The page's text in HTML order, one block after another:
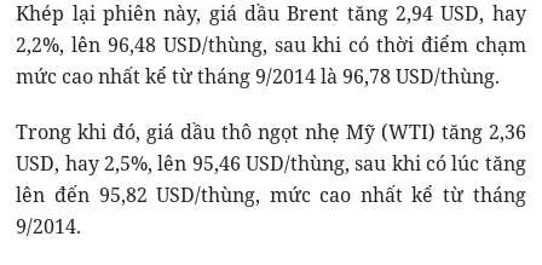
Khép lại phiên này, giá dầu Brent tăng 2,94 USD, hay
2,2%, lên 96,48 USD/thùng, sau khi có thời điểm chạm
mức cao nhất kể từ tháng 9/2014 là 96,78 USD/thùng.
Trong khi đó, giá dầu thô ngọt nhẹ Mỹ (WTI) tăng 2,36
USD, hay 2,5%, lên 95,46 USD/thùng, sau khi có lúc tăng
lên đến 95,82 USD/thùng, mức cao nhất kể từ tháng
9/2014.